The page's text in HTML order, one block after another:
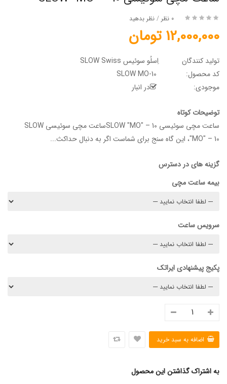
0 نظر / نظر بدهید
12,000,000 تومان
تولید کنندگان
اِسلُو سوئیس SLOW Swiss
کد محصول:
موجودی:
در انبار
توضیحات کوتاه
ساعت مچی سوئیسی SLOW "MO" – 10ساعت مچی سوئیسی SLOW
"MO" – 10، این گاه سنج برای شماست اگر به دنبال حداکث...
گزینه های در دسترس
بیمه ساعت مچی
سرویس ساعت
پکیج پیشنهادی ایراتک
به اشتراک گذاشتن این محصول